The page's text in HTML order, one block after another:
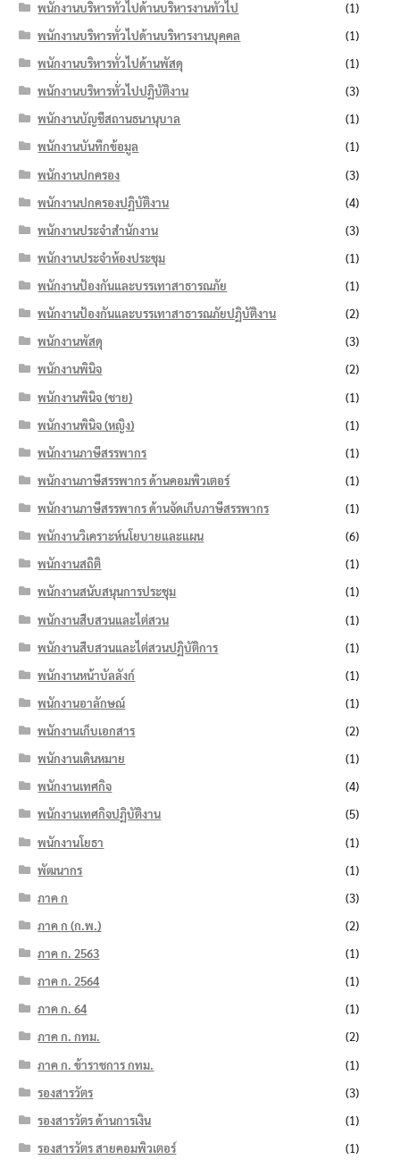
พนักงานบริหารทั่วไปด้านบริหารงานทั่วไป
(1)
พนักงานบริหารทั่วไปด้านบริหารงานบุคคล
(1)
พนักงานบริหารทั่วไปด้านพัสดุ
(1)
พนักงานบริหารทั่วไปปฏิบัติงาน
(3)
พนักงานบัญชีสถานธนานุบาล
(1)
พนักงานบันทึกข้อมูล
(1)
พนักงานปกครอง
(3)
พนักงานปกครองปฏิบัติงาน
(4)
พนักงานประจำสำนักงาน
(3)
พนักงานประจำห้องประชุม
(1)
พนักงานป้องกันและบรรเทาสาธารณภัย
(1)
พนักงานป้องกันและบรรเทาสาธารณภัยปฏิบัติงาน
(2)
พนักงานพัสดุ
(3)
พนักงานพินิจ
(2)
พนักงานพินิจ (ชาย)
(1)
พนักงานพินิจ (หญิง)
(1)
พนักงานภาษีสรรพากร
(1)
พนักงานภาษีสรรพากร ด้านคอมพิวเตอร์
(1)
พนักงานภาษีสรรพากร ด้านจัดเก็บภาษีสรรพากร
(1)
พนักงานวิเคราะห์นโยบายและแผน
(6)
พนักงานสถิติ
(1)
พนักงานสนับสนุนการประชุม
(1)
พนักงานสืบสวนและไต่สวน
(1)
พนักงานสืบสวนและไต่สวนปฏิบัติการ
(1)
พนักงานหน้าบัลลังก์
(1)
พนักงานอาลักษณ์
(1)
พนักงานเก็บเอกสาร
(2)
พนักงานเดินหมาย
(1)
พนักงานเทศกิจ
(4)
พนักงานเทศกิจปฏิบัติงาน
(5)
พนักงานโยธา
(1)
พัฒนากร
(1)
ภาค ก
(3)
ภาค ก (ก.พ.)
(2)
ภาค ก. 2563
(1)
ภาค ก. 2564
(1)
ภาค ก. 64
(1)
ภาค ก. กทม.
(2)
ภาค ก. ข้าราชการ กทม.
(1)
รองสารวัตร
(3)
รองสารวัตร ด้านการเงิน
(1)
รองสารวัตร สายคอมพิวเตอร์
(1)